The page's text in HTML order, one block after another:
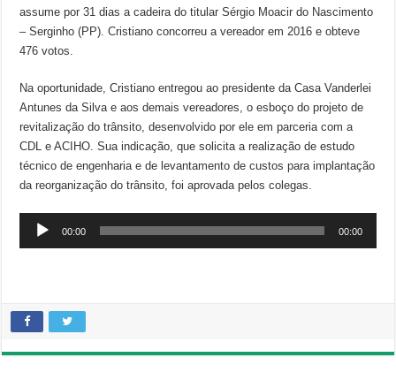
assume por 31 dias a cadeira do titular Sérgio Moacir do Nascimento
– Serginho (PP). Cristiano concorreu a vereador em 2016 e obteve
476 votos.
Na oportunidade, Cristiano entregou ao presidente da Casa Vanderlei
Antunes da Silva e aos demais vereadores, o esboço do projeto de
revitalização do trânsito, desenvolvido por ele em parceria com a
CDL e ACIHO. Sua indicação, que solicita a realização de estudo
técnico de engenharia e de levantamento de custos para implantação
da reorganização do trânsito, foi aprovada pelos colegas.
Tocador
00:00 00:00